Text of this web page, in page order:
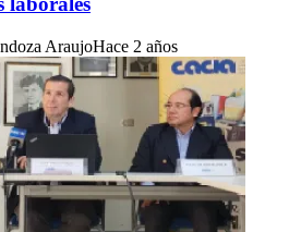
AraujoHace 2 años